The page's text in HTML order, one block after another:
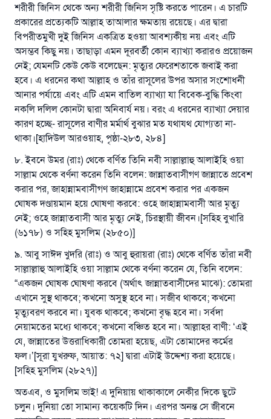
শরীরী জিনিস থেকে অন্য শরীরী জিনিস সৃষ্টি করতে পারেন। এ চারটি
প্রকারের প্রত্যেকটি আল্লাহ তাআলার ক্ষমতায় রয়েছে। এর দ্বারা
বিপরীতমুখী দুই জিনিস একত্রিত হওয়া আবশ্যকীয় নয় এবং এটি
অসম্ভব কিছু নয়। তাছাড়া এমন দূরবর্তী কোন ব্যাখ্যা করারও প্রয়োজন
নেই; যেমনটি কেউ কেউ বলেছেন: মৃত্যুর ফেরেশতাকে জবাই করা
হবে। এ ধরনের কথা আল্লাহ ও তাঁর রাসূলের উপর অসার সংশোধনী
আনার পর্যায়ে এবং এটি এমন বাতিল ব্যাখ্যা যা বিবেক-বুদ্ধি কিংবা
নকলি দলিল কোনটা দ্বারা অনিবার্য নয়। বরং এ ধরনের ব্যাখ্যা দেয়ার
কারণ হচ্ছে- রাসূলের বাণীর মর্মার্থ বুঝার মত যথাযথ যোগ্যতা না-
থাকা।[হাদিউল আরওয়াহ, পৃষ্ঠা-২৮৩, ২৮৪]
৮. ইবনে উমর (রাঃ) থেকে বর্ণিত তিনি নবী সাল্লাল্লাহু আলাইহি ওয়া
সাল্লাম থেকে বর্ণনা করেন তিনি বলেন: জান্নাতবাসীগণ জান্নাতে প্রবেশ
করার পর, জাহান্নামবাসীগণ জাহান্নামে প্রবেশ করার পর একজন
ঘোষক দণ্ডায়মান হয়ে ঘোষণা করবে: ওহে জাহান্নামবাসী আর মৃত্যু
নেই; ওহে জান্নাতবাসী আর মৃত্যু নেই, চিরস্থায়ী জীবন।[সহিহ বুখারি
(৬১৭৮) ও সহিহ মুসলিম (২৮৫০)]
৯. আবু সাঈদ খুদরি (রাঃ) ও আবু হুরায়রা (রাঃ) থেকে বর্ণিত তাঁরা নবী
সাল্লাল্লাহু আলাইহি ওয়া সাল্লাম থেকে বর্ণনা করেন যে, তিনি বলেন:
“একজন ঘোষক ঘোষণা করবে (অর্থাৎ জান্নাতবাসীদের মাঝে): তোমরা
এখানে সুস্থ থাকবে; কখনো অসুস্থ হবে না। সজীব থাকবে; কখনো
মৃত্যুবরণ করবে না। যুবক থাকবে; কখনো বৃদ্ধ হবে না। সর্বদা
নেয়ামতের মধ্যে থাকবে; কখনো বঞ্চিত হবে না। আল্লাহর বাণী: ‘এই
যে, জান্নাতের উত্তরাধিকারী তোমরা হয়েছ, এটা তোমাদের কর্মের
ফল।’[সূরা যুখরুফ, আয়াত: ৭২] দ্বারা এটাই উদ্দেশ্য করা হয়েছে।
[সহিহ মুসলিম (২৮২৭)]
অতএব, ও মুসলিম ভাই! এ দুনিয়ায় থাকাকালে নেকীর দিকে ছুটে
চলুন। দুনিয়া তো সামান্য কয়েকটি দিন। এরপর অনন্ত সে জীবনে